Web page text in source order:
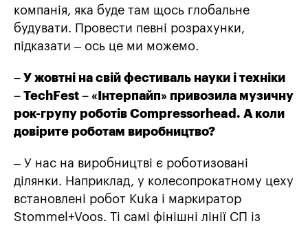
компанія, яка буде там щось глобальне
будувати. Провести певні розрахунки,
підказати – ось це ми можемо.
– У жовтні на свій фестиваль науки і техніки
– TechFest – «Інтерпайп» привозила музичну
рок-групу роботів Compressorhead. А коли
довірите роботам виробництво?
– У нас на виробництві є роботизовані
ділянки. Наприклад, у колесопрокатному цеху
встановлені робот Kuka і маркиратор
Stommel+Voos. Ті самі фінішні лінії СП із